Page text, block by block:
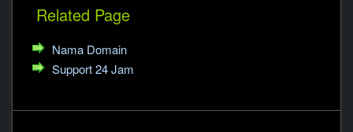
Related Page
Nama Domain
Support 24 Jam